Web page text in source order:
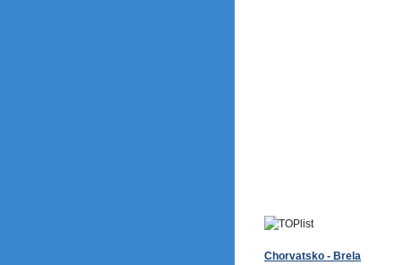
Chorvatsko - Brela